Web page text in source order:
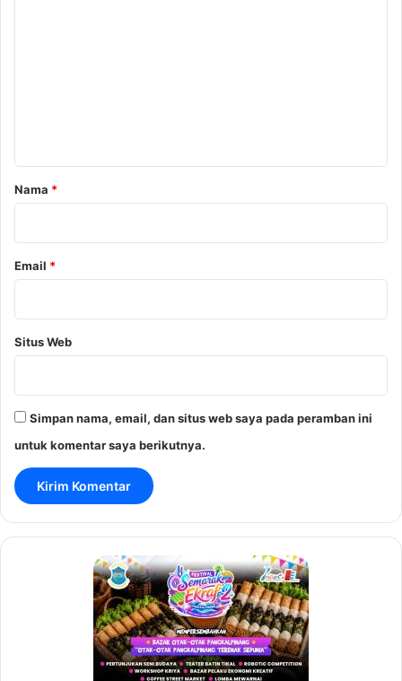
rNama *
Email *
Situs Web
Simpan nama, email, dan situs web saya pada peramban ini
untuk komentar saya berikutnya.